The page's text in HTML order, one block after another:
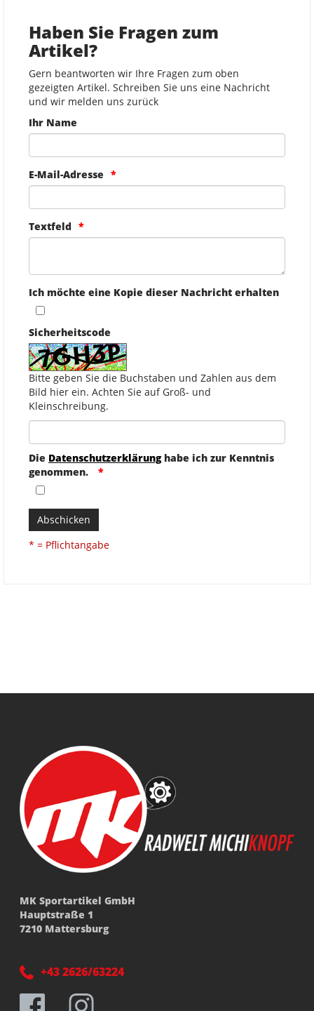
Haben Sie Fragen zum
Artikel?
Gern beantworten wir Ihre Fragen zum oben
gezeigten Artikel. Schreiben Sie uns eine Nachricht
und wir melden uns zurück
Ihr Name
E-Mail-Adresse
Textfeld
Ich möchte eine Kopie dieser Nachricht erhalten
Sicherheitscode
Bitte geben Sie die Buchstaben und Zahlen aus dem
Bild hier ein. Achten Sie auf Groß- und
Kleinschreibung.
Die Datenschutzerklärunghabe ich zur Kenntnis
genommen.
Abschicken
* = Pflichtangabe
MK Sportartikel GmbH
Hauptstraße 1
7210 Mattersburg
+43 2626/63224